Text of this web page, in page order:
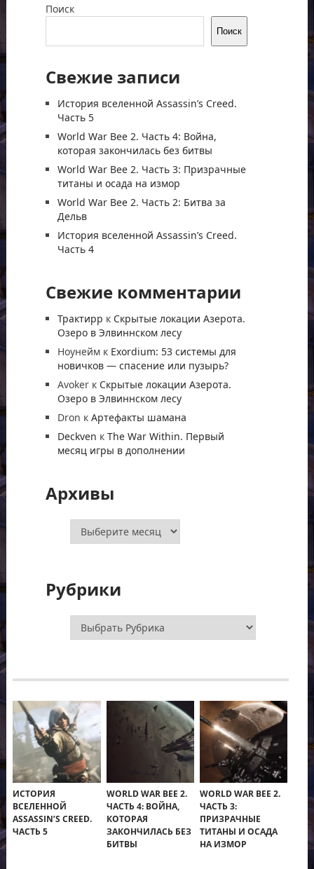
Поиск
Поиск
Свежие записи
История вселенной Assassin’s Creed.
Часть 5
World War Bee 2. Часть 4: Война,
которая закончилась без битвы
World War Bee 2. Часть 3: Призрачные
титаны и осада на измор
World War Bee 2. Часть 2: Битва за
Дельв
История вселенной Assassin’s Creed.
Часть 4
Свежие комментарии
Трактирр к Скрытые локации Азерота.
Озеро в Элвиннском лесу
Ноунейм к Exordium: 53 системы для
новичков — спасение или пузырь?
Avoker к Скрытые локации Азерота.
Озеро в Элвиннском лесу
Dron кАртефакты шамана
Deckven кThe War Within. Первый
месяц игры в дополнении
Архивы
Архивы
Рубрики
Рубрики
ИСТОРИЯ
ВСЕЛЕННОЙ
ASSASSIN’S CREED.
ЧАСТЬ 5
WORLD WAR BEE 2.
ЧАСТЬ 4: ВОЙНА,
КОТОРАЯ
ЗАКОНЧИЛАСЬ БЕЗ
БИТВЫ
WORLD WAR BEE 2.
ЧАСТЬ 3:
ПРИЗРАЧНЫЕ
ТИТАНЫ И ОСАДА
НА ИЗМОР